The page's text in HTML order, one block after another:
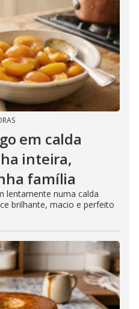
em calda
inteira,
família
lentamente numa calda
brilhante, macio e perfeito